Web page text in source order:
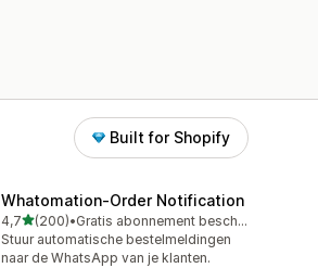
Built for Shopify
Whatomation‑Order Notification
4,7van 5 sterren
(200)
200 recensies in totaal
•
Gratis abonnement beschikbaar
Stuur automatische bestelmeldingen
naar de WhatsApp van je klanten.